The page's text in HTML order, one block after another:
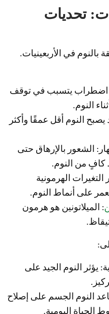
تحديات
بالنوم في الأربعينيات.
اضطراب يتسبب في توقف
النوم.
النوم أقل عمقًا وأكثر
الشعور بالإرهاق حتى
من النوم.
التغيرات الهرمونية
على أنماط النوم.
: الميلاتونين هو هرمون
يؤثر النوم الجيد على
النوم الجسم على إصلاح
الحياة اليومية.